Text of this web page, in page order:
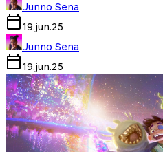
Junno Sena
19.jun.25
Junno Sena
19.jun.25